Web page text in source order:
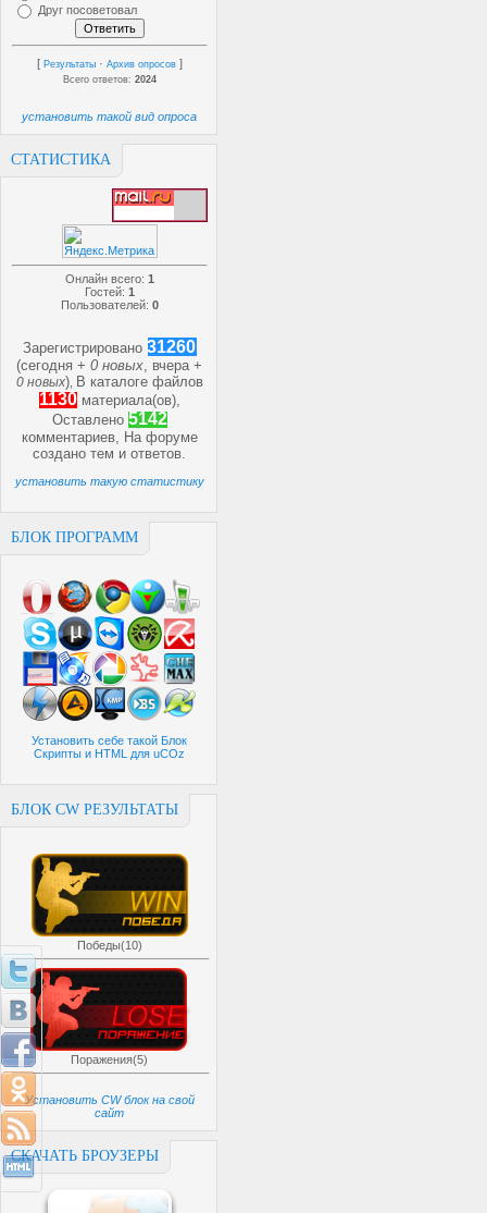
Друг посоветовал
[ Результаты · Архив опросов ]
Всего ответов: 2024
установить такой вид опроса
СТАТИСТИКА
Онлайн всего: 1
Гостей: 1
Пользователей: 0
Зарегистрировано 31260
(сегодня +0 новых, вчера +
0 новых) В каталоге файлов
1130 материала(ов),
Оставлено 5142
комментариев, На форуме
созданотем иответов.
установить такую статистику
БЛОК ПРОГРАММ
Установить себе такой Блок
Скрипты и HTML для uCOz
БЛОК CW РЕЗУЛЬТАТЫ
Победы(10)
Поражения(5)
Установить CW блок на свой
сайт
СКАЧАТЬ БРОУЗЕРЫ